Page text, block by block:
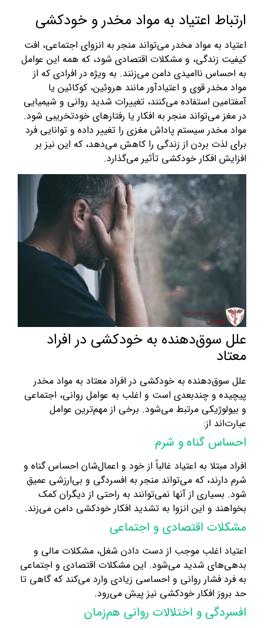
ارتباط اعتیاد به مواد مخدر و خودکشی
اعتیاد به مواد مخدر می‌تواند منجر به انزوای اجتماعی، افت
کیفیت زندگی، و مشکلات اقتصادی شود، که همه این عوامل
به احساس ناامیدی دامن می‌زنند. به ویژه در افرادی که از
مواد مخدر قوی و اعتیادآور مانند هروئین، کوکائین یا
آمفتامین استفاده می‌کنند، تغییرات شدید روانی و شیمیایی
در مغز می‌تواند منجر به افکار یا رفتارهای خودتخریبی شود.
مواد مخدر سیستم پاداش مغزی را تغییر داده و توانایی فرد
برای لذت بردن از زندگی را کاهش می‌دهد، که این نیز بر
افزایش افکار خودکشی تأثیر می‌گذارد.
علل سوق‌دهنده به خودکشی در افراد
معتاد
علل سوق‌دهنده به خودکشی در افراد معتاد به مواد مخدر
پیچیده و چند‌بعدی است و اغلب به عوامل روانی، اجتماعی
و بیولوژیکی مرتبط می‌شود. برخی از مهم‌ترین عوامل
عبارت‌اند از:
احساس گناه و شرم
افراد مبتلا به اعتیاد غالباً از خود و اعمال‌شان احساس گناه و
شرم دارند، که می‌تواند منجر به افسردگی و بی‌ارزشی عمیق
شود. بسیاری از آنها نمی‌توانند به راحتی از دیگران کمک
بخواهند و این انزوا به تشدید افکار خودکشی دامن می‌زند.
مشکلات اقتصادی و اجتماعی
اعتیاد اغلب موجب از دست دادن شغل، مشکلات مالی و
بدهی‌های شدید می‌شود. این مشکلات اقتصادی و اجتماعی
به فرد فشار روانی و احساسی زیادی وارد می‌کند که گاهی تا
حد بروز افکار خودکشی نیز پیش می‌رود.
افسردگی و اختلالات روانی هم‌زمان